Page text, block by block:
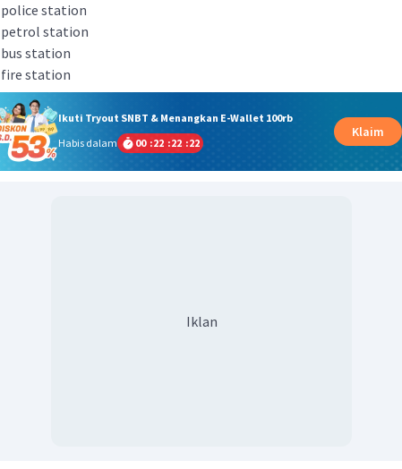
police station
petrol station
bus station
fire station
Ikuti Tryout SNBT & Menangkan E-Wallet 100rb
Habis dalam
00 :22 :22 :22
Klaim
Iklan